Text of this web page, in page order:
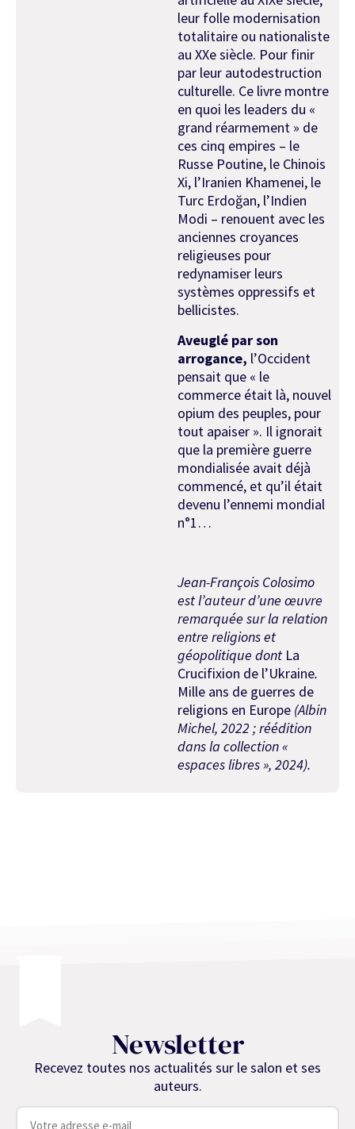
leur folle modernisation
totalitaire ou nationaliste
au XXe siècle. Pour finir
par leur autodestruction
culturelle. Ce livre montre
en quoi les leaders du «
grand réarmement » de
ces cinq empires – le
Russe Poutine, le Chinois
Xi, l’Iranien Khamenei, le
Turc Erdoğan, l’Indien
Modi – renouent avec les
anciennes croyances
religieuses pour
redynamiser leurs
systèmes oppressifs et
bellicistes.
Aveuglé par son
arrogance, l’Occident
pensait que « le
commerce était là, nouvel
opium des peuples, pour
tout apaiser ». Il ignorait
que la première guerre
mondialisée avait déjà
commencé, et qu’il était
devenu l’ennemi mondial
n°1…
Jean-François Colosimo
est l’auteur d’une œuvre
remarquée sur la relation
entre religions et
géopolitique dont La
Crucifixion de l’Ukraine.
Mille ans de guerres de
religions en Europe (Albin
Michel, 2022 ; réédition
dans la collection «
espaces libres », 2024).
Newsletter
Recevez toutes nos actualités sur le salon et ses
auteurs.